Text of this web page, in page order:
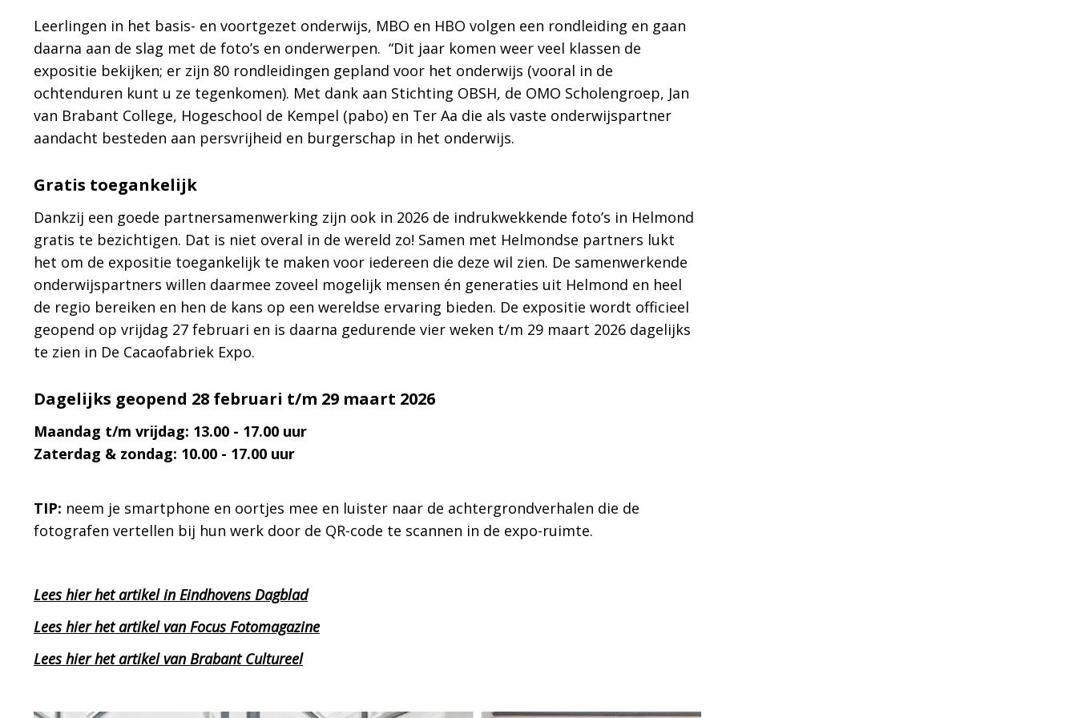
Leerlingen in het basis- en voortgezet onderwijs, MBO en HBO volgen een rondleiding en gaan
daarna aan de slag met de foto’s en onderwerpen. “Dit jaar komen weer veel klassen de
expositie bekijken; er zijn 80 rondleidingen gepland voor het onderwijs (vooral in de
ochtenduren kunt u ze tegenkomen). Met dank aan Stichting OBSH, de OMO Scholengroep, Jan
van Brabant College, Hogeschool de Kempel (pabo) en Ter Aa die als vaste onderwijspartner
aandacht besteden aan persvrijheid en burgerschap in het onderwijs.
Gratis toegankelijk
Dankzij een goede partnersamenwerking zijn ook in 2026 de indrukwekkende foto’s in Helmond
gratis te bezichtigen. Dat is niet overal in de wereld zo! Samen met Helmondse partners lukt
het om de expositie toegankelijk te maken voor iedereen die deze wil zien. De samenwerkende
onderwijspartners willen daarmee zoveel mogelijk mensen én generaties uit Helmond en heel
de regio bereiken en hen de kans op een wereldse ervaring bieden. De expositie wordt officieel
geopend op vrijdag 27 februari en is daarna gedurende vier weken t/m 29 maart 2026 dagelijks
te zien in De Cacaofabriek Expo.
Dagelijks geopend 28 februari t/m 29 maart 2026
Maandag t/m vrijdag: 13.00 - 17.00 uur
Zaterdag & zondag: 10.00 - 17.00 uur
TIP: neem je smartphone en oortjes mee en luister naar de achtergrondverhalen die de
fotografen vertellen bij hun werk door de QR-code te scannen in de expo-ruimte.
Lees hier het artikel in Eindhovens Dagblad
Lees hier het artikel van Focus Fotomagazine
Lees hier het artikel van Brabant Cultureel